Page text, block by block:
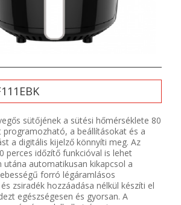
sütőjének a sütési hőmérséklete 80
programozható, a beállításokat és a
a digitális kijelző könnyíti meg. Az
perces időzítő funkcióval is lehet
utána automatikusan kikapcsol a
forró légáramlásos
zsiradék hozzáadása nélkül készíti el
egészségesen és gyorsan. A